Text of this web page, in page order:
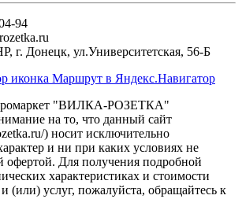
94
г. Донецк, ул.Университетская, 56-Б
Маршрут в Яндекс.Навигатор
"ВИЛКА-РОЗЕТКА"
на то, что данный сайт
) носит исключительно
и ни при каких условиях не
офертой. Для получения подробной
характеристиках и стоимости
(или) услуг, пожалуйста, обращайтесь к